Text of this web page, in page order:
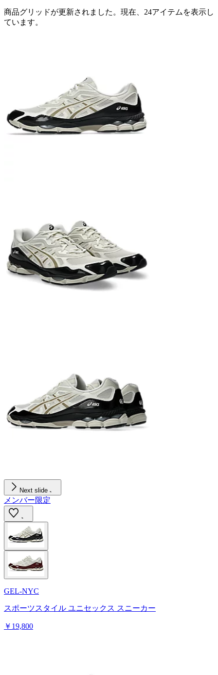
商品グリッドが更新されました。現在、24アイテムを表示し
ています。
Next slide
メンバー限定
GEL-NYC
スポーツスタイル ユニセックス スニーカー
￥19,800